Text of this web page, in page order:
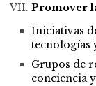
Promover
Iniciativas
tecnologías
Grupos de
conciencia